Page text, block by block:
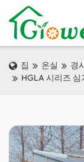
집 온실
경
HGLA 시리즈